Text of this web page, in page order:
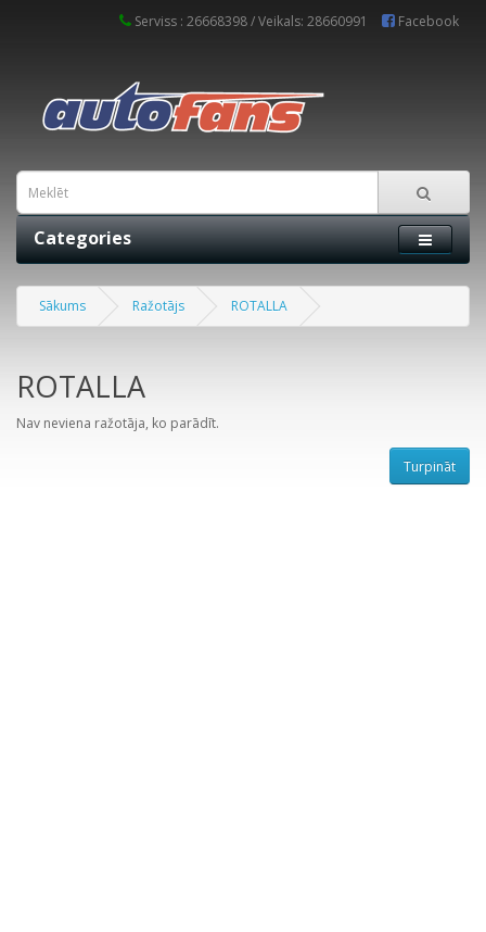
Serviss : 26668398 / Veikals: 28660991 Facebook
Categories
Sākums Ražotājs ROTALLA
ROTALLA
Nav neviena ražotāja, ko parādīt.
Turpināt